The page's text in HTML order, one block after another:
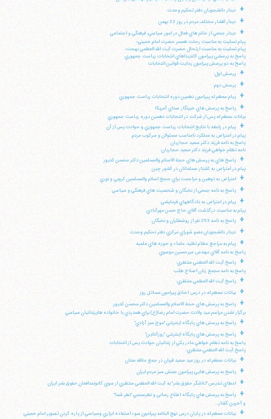
+ ديدار دانشجويان دفتر تحكيم وحدت
+ ديدار اقشار مختلف مردم در روز 22 بهمن
+
ديدار جمعي از خانم هاي فعال در امور سياسي، فرهنگي و اجتماعي
پيام تسليت به مناسبت رحلت همسر حضرت امام خميني؛
پيام تسليت به مناسبت ارتحال حضرت آيت الله العظمي بهجت؛
پاسخ به پرسشي پيرامون كانديداهاي انتخابات رياست جمهوري
پاسخ به دو پرسش پيرامون رعايت قوانين انتخابات
+ پرسش اول:
+ پرسش دوم:
+ پيام معظم له پيرامون دهمين دوره انتخابات رياست جمهوري
+
پاسخ به پرسش هاي خبرنگار صداي آمريكا
بيانات معظم له پس از شركت در انتخابات دهمين دوره رياست جمهوري
+
پيام در رابطه با نتايج انتخابات رياست جمهوري و حوادث پس از آن
پيام در اعتراض به عملكرد نامناسب مسئولان و سركوب مردم
پاسخ به نامه فرزند دكتر سعيد حجاريان
نامه تظلم خواهي فرزند دكتر سعيد حجاريان:
+
پاسخ هاي به پرسش هاي حجة الاسلام والمسلمين دكتر محسن كديور
پيام در اعتراض به كشتار مسلمانان در كشور چين
+ اعتراض به توهين و مزاحمت براي حجج اسلام والمسلمين كروبي و نوري
+ پاسخ به نامه جمعي از نخبگان و شخصيت هاي فرهنگي و سياسي
+
پيام در اعتراض به دادگاههاي فرمايشي
پيام به مناسبت درگذشت آقاي حاج حسن مهرآبادي
+ پاسخ به نامه 293 نفر از روشنفكران و نخبگان
+ ديدار دانشجويان عضو شوراي مركزي دفتر تحكيم وحدت
+
پيام به مراجع عظام تقليد، علماء و حوزه هاي علميه
پاسخ به نامه آقاي مهندس ميرحسين موسوي
+
پاسخ آيت الله العظمي منتظري:
پاسخ به نامه مجمع زنان اصلاح طلب
+ پاسخ آيت الله العظمي منتظري:
+ بيانات معظم له در درس اخلاق پيرامون مسائل روز
+
پاسخ به پرسش هاي حجة الاسلام والمسلمين دكتر محسن كديور
برگزار نشدن مراسم عيد ولادت حضرت امام رضا(ع) براي همدردي با خانواده هايزندانيان سياسي
+ پاسخ به پرسش هاي پايگاه اينترنتي "موج سبز آزادي"
+
پاسخ به پرسش هاي پايگاه اينترنتي "روزآنلاين"
پاسخ به نامه تظلم خواهي مادر يكي از زندانيان حوادث پس از انتخابات
پاسخ آيت الله العظمي منتظري:
+ بيانات معظم له در روز عيد سعيد قربان در جمع علاقه مندان
+ پاسخ به پرسش هايي پيرامون جنبش سبز مردم ايران
+ اعطاي تنديس "تلاشگر حقوق بشر" به آيت الله العظمي منتظري از سوي كانونمدافعان حقوق بشر ايران
+
پاسخ به پرسش هاي پايگاه اطلاع رساني و نظرسنجي "نظر شما"
و آخرين گفتار...
+ بيانات معظم له در پايان درس نهج البلاغه پيرامون سوء استفاده ابزاري وسياسي از پاره كردن تصوير امام خميني